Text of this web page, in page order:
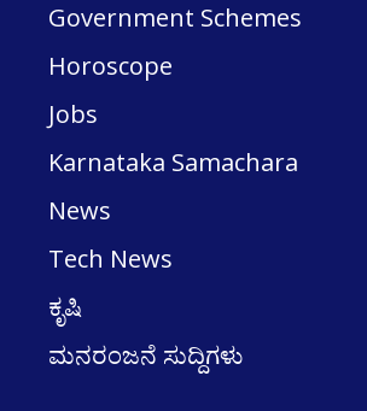
Government Schemes
Horoscope
Jobs
Karnataka Samachara
News
Tech News
ಕೃಷಿ
ಮನರಂಜನೆ ಸುದ್ದಿಗಳು